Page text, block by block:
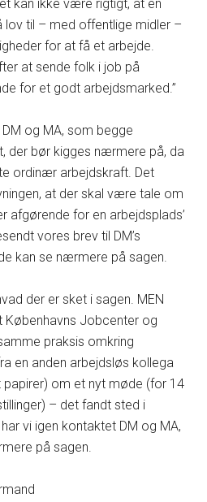
kan ikke være rigtigt, at en
lov til – med offentlige midler –
for at få et arbejde.
at sende folk i job på
for et godt arbejdsmarked.”
og MA, som begge
der bør kigges nærmere på, da
ordinær arbejdskraft. Det
at der skal være tale om
afgørende for en arbejdsplads’
vores brev til DM’s
kan se nærmere på sagen.
der er sket i sagen. MEN
Jobcenter og
praksis omkring
en anden arbejdsløs kollega
papirer) om et nyt møde (for 14
– det fandt sted i
vi igen kontaktet DM og MA,
på sagen.